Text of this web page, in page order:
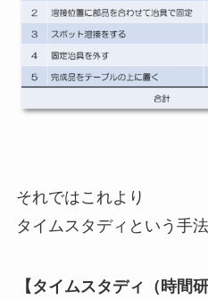
それではこれより
タイムスタディという手
【タイムスタディ（時間